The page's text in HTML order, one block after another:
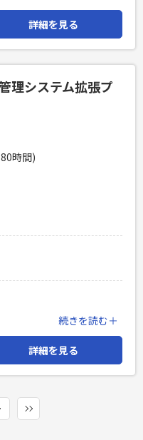
ケーション開発における
ーキテクチャ設計の経験
・Next.js (App Router)
・設計経験 ・AWSサー
験 ・API Gateway /
Functionsを用いたイ
AWS CDK (TypeScript)
）の実務経験 ・Vitest /
設計・モック戦略の理
験4年以上
築支援 ・Looker、
データ分析基盤支援
ずれかの実務経験 ・プ
支援経験 ・要件定義か
経験
詳細を見る
理システム拡張プ
時間)
「リアルイベント連動」
トをゼロから開発し、
ォームを構築します。
します。 【開発環境】
DB：MySQL ツール：
続きを読む＋
詳細を見る